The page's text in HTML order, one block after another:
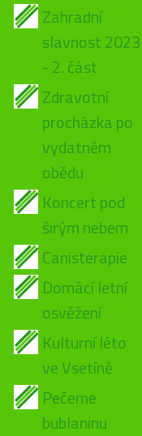
Zahradní
slavnost 2023
- 2. část
Zdravotní
procházka po
vydatném
obědu
Koncert pod
širým nebem
Canisterapie
Domácí letní
osvěžení
Kulturní léto
ve Vsetíně
Pečeme
bublaninu